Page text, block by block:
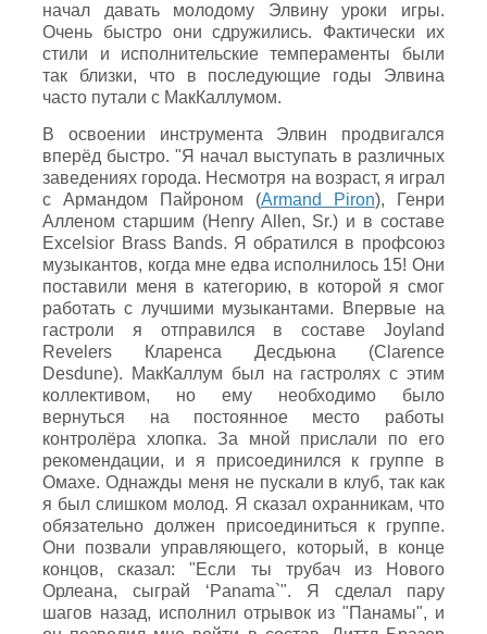
начал давать молодому Элвину уроки игры.
Очень быстро они сдружились. Фактически их
стили и исполнительские темпераменты были
так близки, что в последующие годы Элвина
часто путали с МакКаллумом.
В освоении инструмента Элвин продвигался
вперёд быстро. "Я начал выступать в различных
заведениях города. Несмотря на возраст, я играл
с Армандом Пайроном (Armand Piron), Генри
Алленом старшим (Henry Allen, Sr.) и в составе
Excelsior Brass Bands. Я обратился в профсоюз
музыкантов, когда мне едва исполнилось 15! Они
поставили меня в категорию, в которой я смог
работать с лучшими музыкантами. Впервые на
гастроли я отправился в составе Joyland
Revelers Кларенса Десдьюна (Clarence
Desdune). МакКаллум был на гастролях с этим
коллективом, но ему необходимо было
вернуться на постоянное место работы
контролёра хлопка. За мной прислали по его
рекомендации, и я присоединился к группе в
Омахе. Однажды меня не пускали в клуб, так как
я был слишком молод. Я сказал охранникам, что
обязательно должен присоединиться к группе.
Они позвали управляющего, который, в конце
концов, сказал: "Если ты трубач из Нового
Орлеана, сыграй ‘Panama`". Я сделал пару
шагов назад, исполнил отрывок из "Панамы", и